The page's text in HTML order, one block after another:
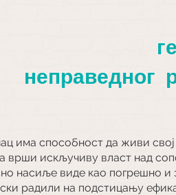
има способност да живи
врши искључиву власт над
насиље виде као погрешно и
радили на подстицању